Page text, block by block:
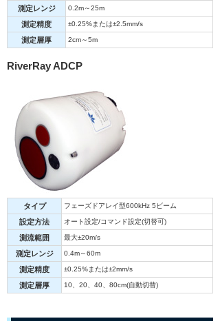
測定レンジ 0.2m～25m
測定精度 ±0.25%または±2.5mm/s
測定層厚 2cm～5m
RiverRay ADCP
タイプ フェーズドアレイ型600kHz 5ビーム
設定方法 オート設定/コマンド設定(切替可)
測流範囲 最大±20m/s
測定レンジ 0.4m～60m
測定精度 ±0.25%または±2mm/s
測定層厚 10、20、40、80cm(自動切替)